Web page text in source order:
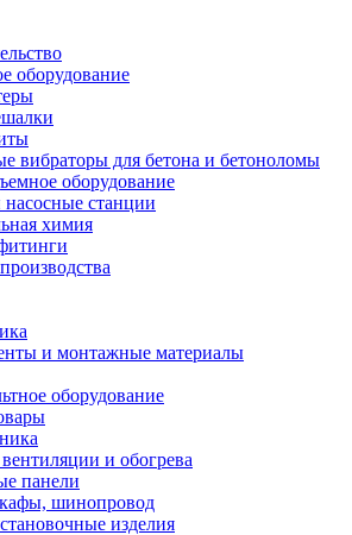
оборудование
вибраторы для бетона и бетоноломы
оборудование
станции
химия
и монтажные материалы
оборудование
и обогрева
панели
шинопровод
изделия